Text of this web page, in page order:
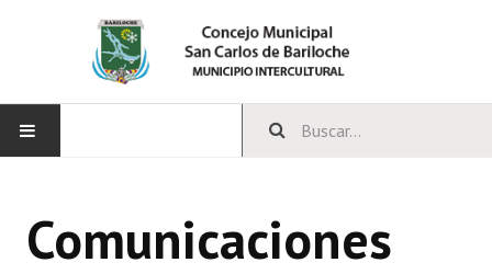
CONCEJO
Comunicaciones